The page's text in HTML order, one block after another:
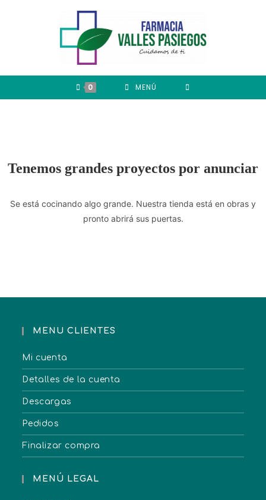
0 MENÚ
Tenemos grandes proyectos por anunciar
Se está cocinando algo grande. Nuestra tienda está en obras y
pronto abrirá sus puertas.
MENU CLIENTES
Mi cuenta
Detalles de la cuenta
Descargas
Pedidos
Finalizar compra
MENÚ LEGAL